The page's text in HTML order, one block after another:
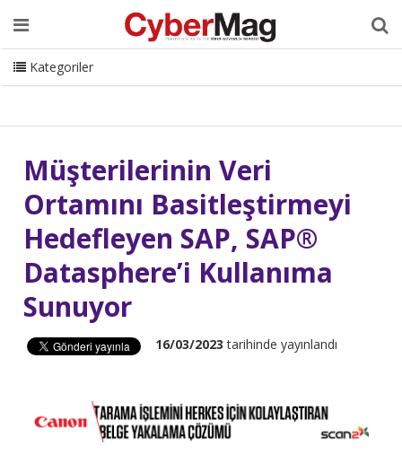
Ana Sayfa Hakkımızda Dergi Editörden
Danışmanlık
ISC Turkey Sizden Gelenler
İletişim
CyberMag Logo
Kategoriler
Müşterilerinin Veri
Ortamını Basitleştirmeyi
Hedefleyen SAP, SAP®
Datasphere’i Kullanıma
Sunuyor
16/03/2023 tarihinde yayınlandı